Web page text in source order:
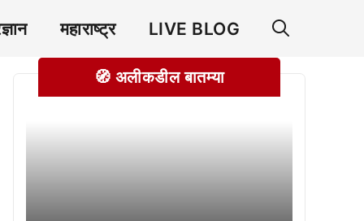
महाराष्ट्र LIVE BLOG
🧭 अलीकडील बातम्या